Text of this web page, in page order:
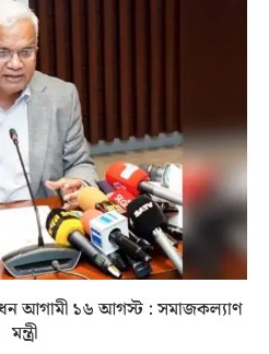
আগামী ১৬ আগস্ট : সমাজকল্যাণ
মন্ত্রী